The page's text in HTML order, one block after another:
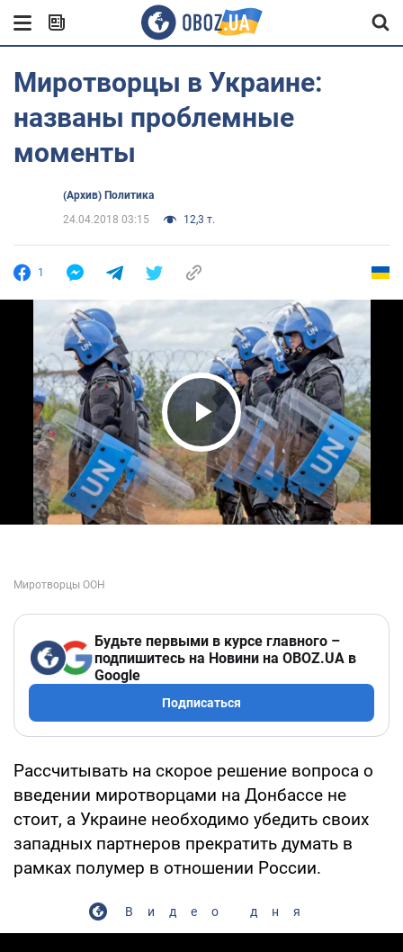
Миротворцы в Украине:
названы проблемные
моменты
(Архив) Политика
24.04.2018 03:15
12,3 т.
1
Play Video
Будьте первыми в курсе главного –
подпишитесь на Новини на OBOZ.UA в
Google
Подписаться
Рассчитывать на скорое решение вопроса о
введении миротворцами на Донбассе не
стоит, а Украине необходимо убедить своих
западных партнеров прекратить думать в
рамках полумер в отношении России.
Видео дня